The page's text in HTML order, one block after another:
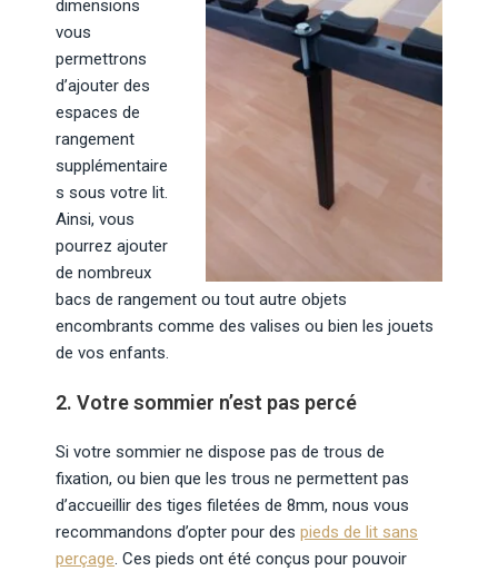
dimensions
vous
permettrons
d’ajouter des
espaces de
rangement
supplémentaire
s sous votre lit.
Ainsi, vous
pourrez ajouter
de nombreux
bacs de rangement ou tout autre objets
encombrants comme des valises ou bien les jouets
de vos enfants.
2. Votre sommier n’est pas percé
Si votre sommier ne dispose pas de trous de
fixation, ou bien que les trous ne permettent pas
d’accueillir des tiges filetées de 8mm, nous vous
recommandons d’opter pour des pieds de lit sans
perçage. Ces pieds ont été conçus pour pouvoir